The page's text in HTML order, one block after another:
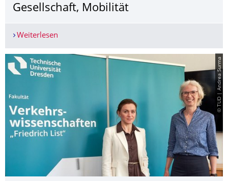
Gesellschaft, Mobilität
Weiterlesen
© TUD | Andrea Surma